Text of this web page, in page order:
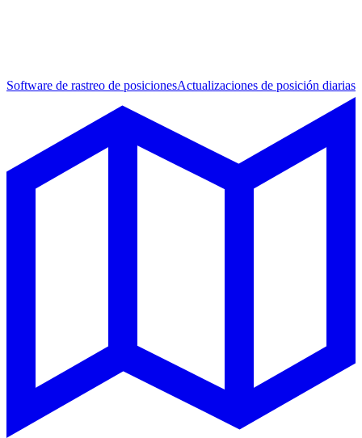
Software de rastreo de posicionesActualizaciones de posición diarias